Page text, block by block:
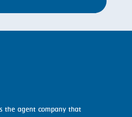
the agent company that